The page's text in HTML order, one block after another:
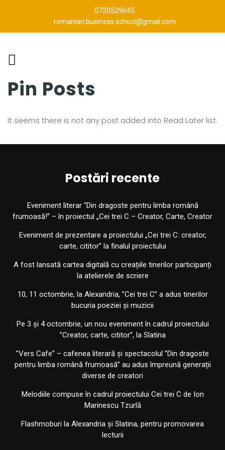
0720529645
romanian.business.school@gmail.com
Pin Posts
It seems there is not any post added into Read Later list.
Postări recente
Eveniment literar “Din dragoste pentru limba română
frumoasă!” – în proiectul „Cei trei C – Creator, Carte, Creator
Eveniment de prezentare a proiectului „Cei trei C: creator,
carte, cititor” la finalul proiectului
A fost lansată cartea digitală cu creațiile tinerilor participanți
la atelierele de scriere
10, 11 octombrie, la Alexandria, ”Cei trei C” a adus tinerilor
bucuria poeziei și muzicii
Pe 3 și 4 octombrie, un nou eveniment în cadrul proiectului
”Creator, carte, cititor”, la Slatina
”Vers Cafe” – cafenea literară și spectacolul ”Din dragoste
pentru limba română frumoasă” au adus împreună generații
diverse de creatori
Melodiile compuse în cadrul proiectului Cei trei C de Ion
Marinescu Tzurlă
Flashmoburi la Alexandria și Slatina, pentru promovarea
lecturii